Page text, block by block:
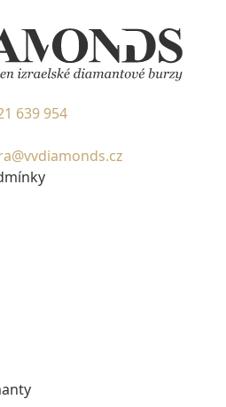
639 954